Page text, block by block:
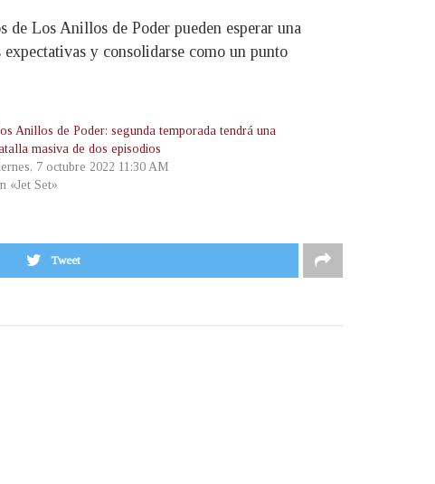
de Los Anillos de Poder pueden esperar una
y consolidarse como un punto
Anillos de Poder: segunda temporada tendrá una
masiva de dos episodios
7 octubre 2022 11:30 AM
«Jet Set»
Tweet